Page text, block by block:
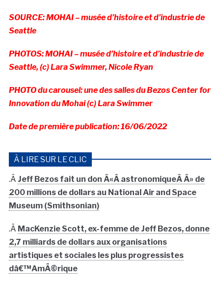
SOURCE: MOHAI – musée d’histoire et d’industrie de
Seattle
PHOTOS: MOHAI – musée d’histoire et d’industrie de
Seattle, (c) Lara Swimmer, Nicole Ryan
PHOTO du carousel: une des salles du Bezos Center for
Innovation du Mohai (c) Lara Swimmer
Date de première publication: 16/06/2022
À LIRE SUR LE CLIC
.Â Jeff Bezos fait un don Â«Â astronomiqueÂ Â» de
200 millions de dollars au National Air and Space
Museum (Smithsonian)
.Â MacKenzie Scott, ex-femme de Jeff Bezos, donne
2,7 milliards de dollars aux organisations
artistiques et sociales les plus progressistes
dâ€™AmÃ©rique